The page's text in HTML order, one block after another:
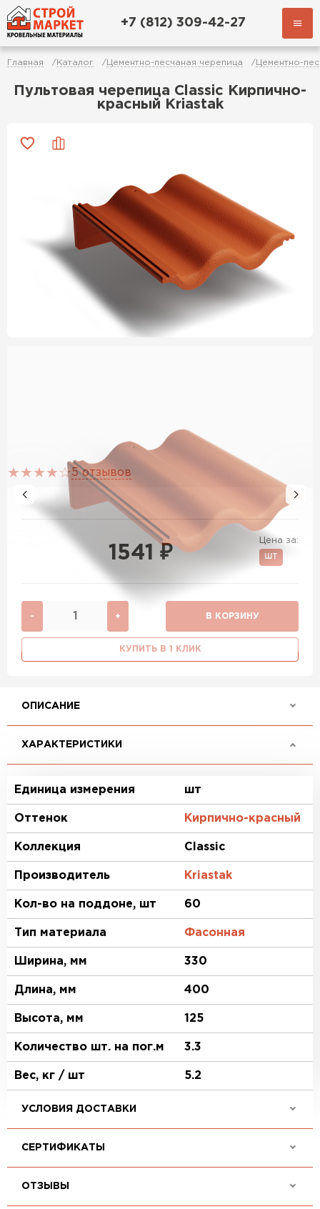
+7 (812) 309-42-27
Главная Каталог Цементно-песчаная черепица Цементно-
Пультовая черепица Classic Кирпично-
красный Kriastak
5 отзывов
Цена за:
ШТ
1541 ₽
- + В КОРЗИНУ
КУПИТЬ В 1 КЛИК
ОПИСАНИЕ
ХАРАКТЕРИСТИКИ
Единица измерения шт
Оттенок Кирпично-красный
Коллекция Classic
Производитель Kriastak
Кол-во на поддоне, шт 60
Тип материала Фасонная
Ширина, мм 330
Длина, мм 400
Высота, мм 125
Количество шт. на пог.м 3.3
Вес, кг / шт 5.2
УСЛОВИЯ ДОСТАВКИ
СЕРТИФИКАТЫ
ОТЗЫВЫ